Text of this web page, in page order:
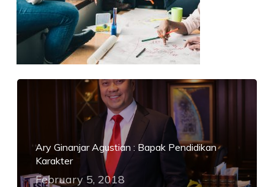
Ary Ginanjar Agustian : Bapak Pendidikan
Karakter
February 5, 2018